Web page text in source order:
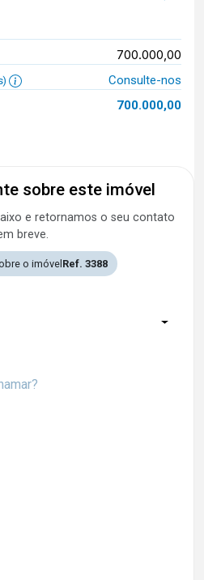
700.000,00
Consulte-nos
700.000,00
sobre este imóvel
e retornamos o seu contato
breve.
o imóvelRef. 3388